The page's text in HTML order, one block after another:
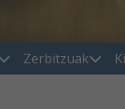
Zerbitzuak